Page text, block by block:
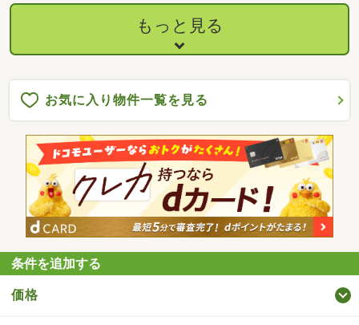
もっと見る
お気に入り物件一覧を見る
条件を追加する
価格